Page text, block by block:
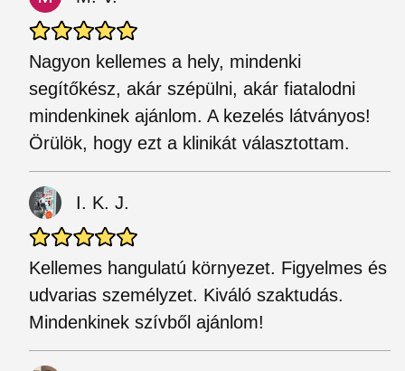
Nagyon kellemes a hely, mindenki
segítőkész, akár szépülni, akár fiatalodni
mindenkinek ajánlom. A kezelés látványos!
Örülök, hogy ezt a klinikát választottam.
I. K. J.
Kellemes hangulatú környezet. Figyelmes és
udvarias személyzet. Kiváló szaktudás.
Mindenkinek szívből ajánlom!